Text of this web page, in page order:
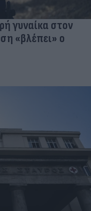
γυναίκα στον
«βλέπει» ο